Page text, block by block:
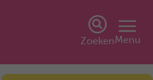
ZoekenMenu